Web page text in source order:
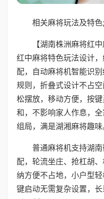
相关麻将玩法及特色;
【湖南株洲麻将红
红中麻将特色玩法设计
配，自动麻将机智能识
规则，折叠式设计不占
松摆放，移动方便，按
和，不影响家人作息，
组局，满是湖湘麻将趣味
普通麻将机支持湖
配，轮流坐庄、抢杠胡
纳方便不占地，小户型
键启动无需复杂设置，